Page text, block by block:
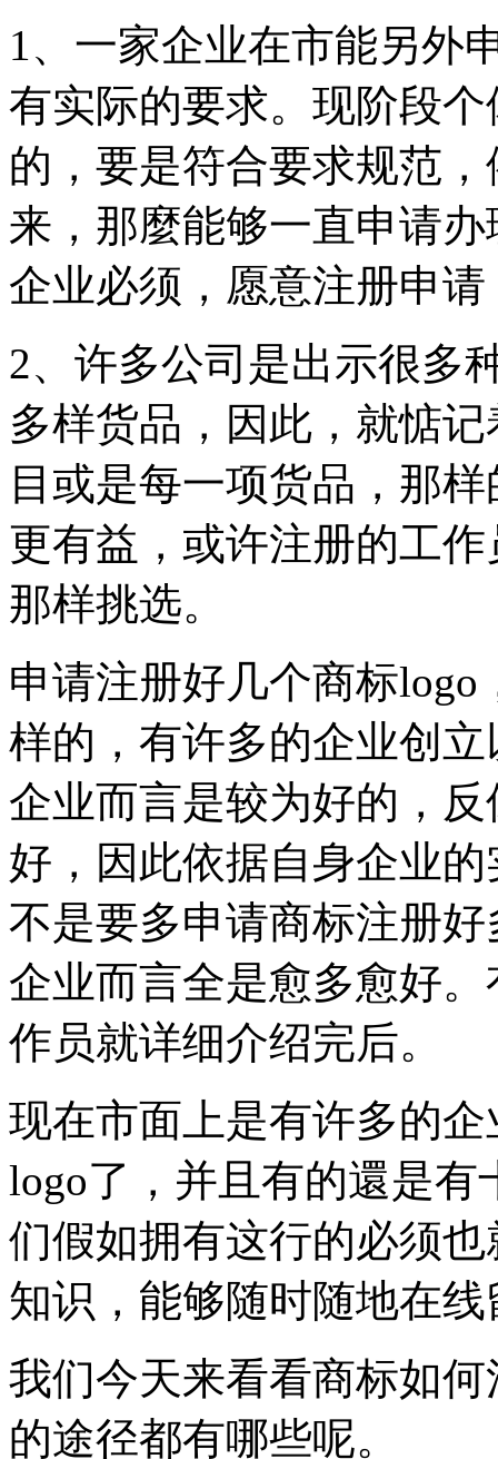
1、一家企业在市能另外
有实际的要求。现阶段
的，要是符合要求规范
来，那麼能够一直申请
企业必须，愿意注册申
2、许多公司是出示很多
多样货品，因此，就惦
目或是每一项货品，那
更有益，或许注册的工
那样挑选。
申请注册好几个商标
样的，有许多的企业创
企业而言是较为好的，
好，因此依据自身企业
不是要多申请商标注册
企业而言全是愈多愈好
作员就详细介绍完后。
现在市面上是有许多的
logo了，并且有的還是
们假如拥有这行的必须
知识，能够随时随地在
我们今天来看看商标如
的途径都有哪些呢。